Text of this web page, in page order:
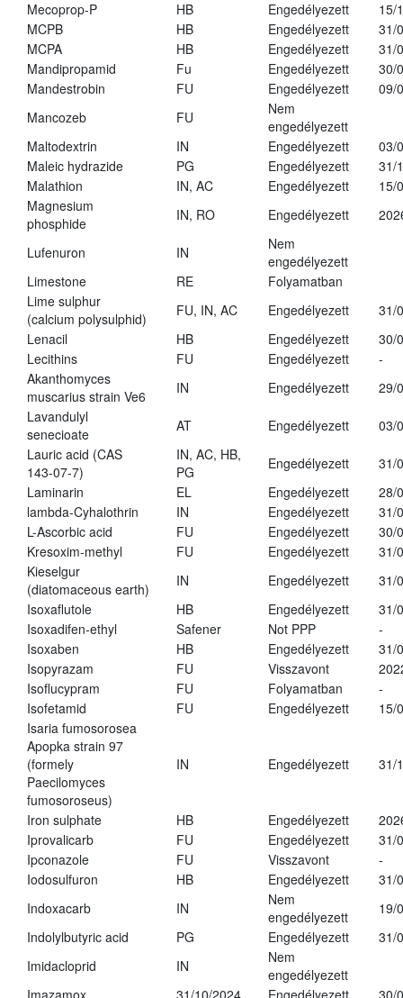
Mecoprop-P HB Engedélyezett
15/
MCPB
HB Engedélyezett
31/
MCPA
HB Engedélyezett
31/
Mandipropamid
Fu Engedélyezett
30/
Mandestrobin
FU Engedélyezett
09/
Mancozeb
FU
Nem
engedélyezett
Maltodextrin
IN Engedélyezett
03/
Maleic hydrazide
PG Engedélyezett
31/
Malathion
IN, AC Engedélyezett
15/
Magnesium
phosphide
IN, RO Engedélyezett
Lufenuron IN
Nem
engedélyezett
Limestone
RE
Folyamatban
Lime sulphur
(calcium polysulphid)
FU, IN, AC Engedélyezett
31/
Lenacil
HB Engedélyezett
30/
Lecithins
FU Engedélyezett
-
Akanthomyces
muscarius strain Ve6
IN Engedélyezett
29/
Lavandulyl
senecioate
AT Engedélyezett
03/
Lauric acid (CAS
143-07-7)
IN, AC, HB,
PG
Engedélyezett
31/
Laminarin
EL Engedélyezett
28/
lambda-Cyhalothrin
IN Engedélyezett
31/
L-Ascorbic acid
FU Engedélyezett
30/
Kresoxim-methyl
FU Engedélyezett
31/
Kieselgur
(diatomaceous earth)
IN Engedélyezett
31/
Isoxaflutole
HB Engedélyezett
31/
Isoxadifen-ethyl
Safener Not PPP
-
Isoxaben
HB Engedélyezett
31/
Isopyrazam
FU Visszavont
Isoflucypram
FU Folyamatban
-
Isofetamid
FU Engedélyezett
15/
Isaria fumosorosea
Apopka strain 97
(formely
Paecilomyces
fumosoroseus)
IN Engedélyezett 31/
Iron sulphate HB Engedélyezett
Iprovalicarb
FU Engedélyezett
31/
Ipconazole
FU Visszavont
-
Iodosulfuron
HB Engedélyezett
31/
Indoxacarb
IN
Nem
engedélyezett
19/
Indolylbutyric acid
PG Engedélyezett
31/
Imidacloprid
IN
Nem
engedélyezett